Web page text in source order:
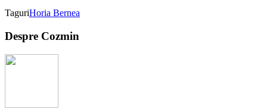
TaguriHoria Bernea
Despre Cozmin